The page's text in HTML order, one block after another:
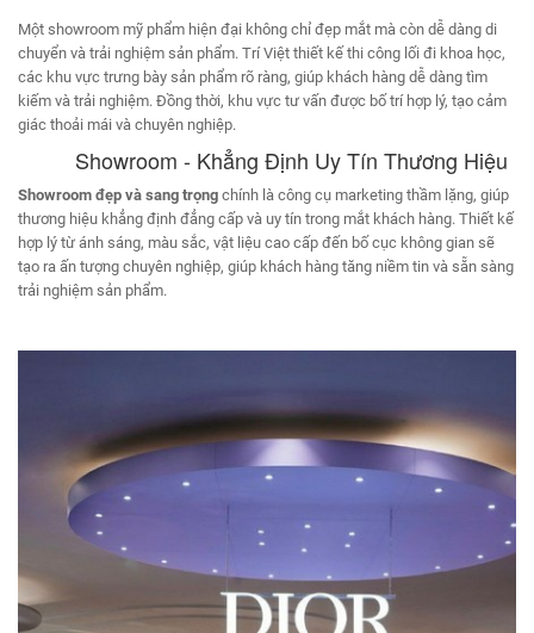
Một showroom mỹ phẩm hiện đại không chỉ đẹp mắt mà còn dễ dàng di
chuyển và trải nghiệm sản phẩm. Trí Việt thiết kế thi công lối đi khoa học,
các khu vực trưng bày sản phẩm rõ ràng, giúp khách hàng dễ dàng tìm
kiếm và trải nghiệm. Đồng thời, khu vực tư vấn được bố trí hợp lý, tạo cảm
giác thoải mái và chuyên nghiệp.
Showroom - Khẳng Định Uy Tín Thương Hiệu
Showroom đẹp và sang trọng chính là công cụ marketing thầm lặng, giúp
thương hiệu khẳng định đẳng cấp và uy tín trong mắt khách hàng. Thiết kế
hợp lý từ ánh sáng, màu sắc, vật liệu cao cấp đến bố cục không gian sẽ
tạo ra ấn tượng chuyên nghiệp, giúp khách hàng tăng niềm tin và sẵn sàng
trải nghiệm sản phẩm.